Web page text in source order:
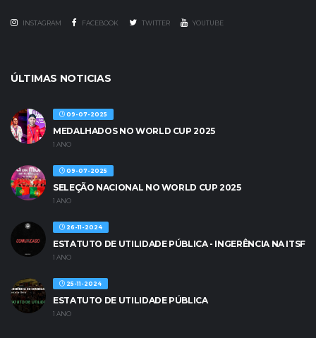
INSTAGRAM FACEBOOK TWITTER YOUTUBE
ÚLTIMAS NOTICIAS
09-07-2025
MEDALHADOS NO WORLD CUP 2025
1 ANO
09-07-2025
SELEÇÃO NACIONAL NO WORLD CUP 2025
1 ANO
26-11-2024
ESTATUTO DE UTILIDADE PÚBLICA - INGERÊNCIA NA ITSF
1 ANO
25-11-2024
ESTATUTO DE UTILIDADE PÚBLICA
1 ANO